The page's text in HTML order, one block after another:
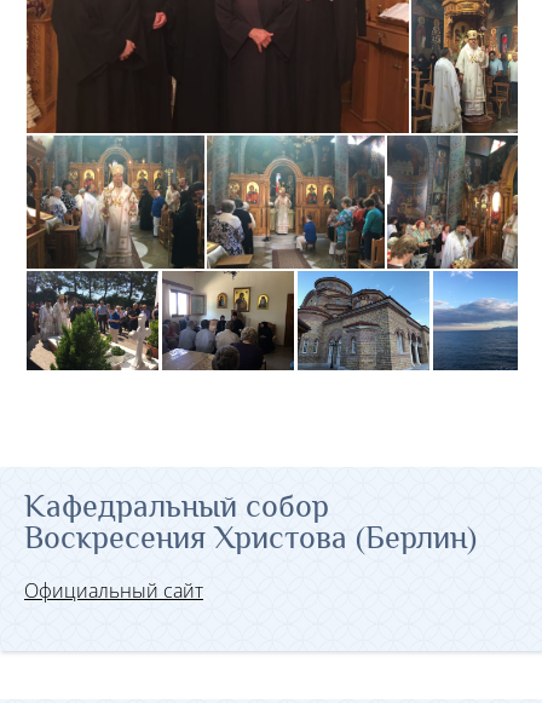
Кафедральный собор
Воскресения Христова (Берлин)
Официальный сайт